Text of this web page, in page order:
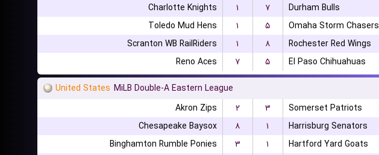
Charlotte Knights
۱ ۷ Durham Bulls
Toledo Mud Hens
۱ ۵ Omaha Storm Chasers
Scranton WB RailRiders
۱ ۸ Rochester Red Wings
Reno Aces
۷ ۵ El Paso Chihuahuas
United States MiLB Double-A Eastern League
Akron Zips
۲ ۳ Somerset Patriots
Chesapeake Baysox
۸ ۱ Harrisburg Senators
Binghamton Rumble Ponies
۳ ۱ Hartford Yard Goats